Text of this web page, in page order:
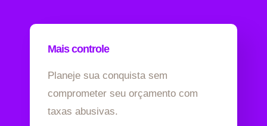
Mais controle
Planeje sua conquista sem
comprometer seu orçamento com
taxas abusivas.